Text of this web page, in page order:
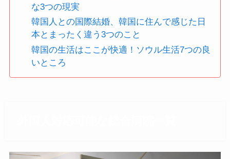
な3つの現実
韓国人との国際結婚、韓国に住んで感じた日
本とまったく違う3つのこと
韓国の生活はここが快適！ソウル生活7つの良
いところ